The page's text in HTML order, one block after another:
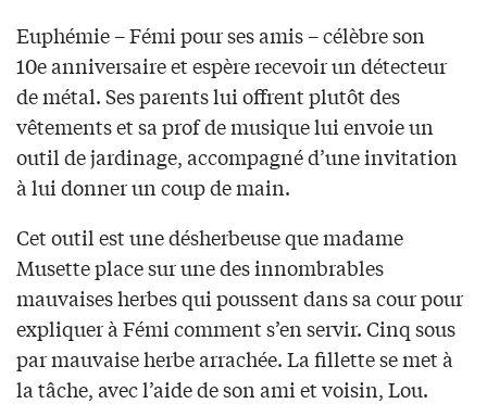
Euphémie – Fémi pour ses amis – célèbre son
10e anniversaire et espère recevoir un détecteur
de métal. Ses parents lui offrent plutôt des
vêtements et sa prof de musique lui envoie un
outil de jardinage, accompagné d’une invitation
à lui donner un coup de main.
Cet outil est une désherbeuse que madame
Musette place sur une des innombrables
mauvaises herbes qui poussent dans sa cour pour
expliquer à Fémi comment s’en servir. Cinq sous
par mauvaise herbe arrachée. La fillette se met à
la tâche, avec l’aide de son ami et voisin, Lou.